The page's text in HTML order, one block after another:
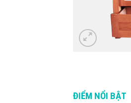
ĐIỂM NỔI BẬT